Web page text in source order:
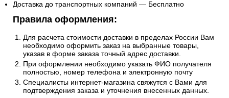
Доставка до транспортных компаний — Бесплатно
Правила оформления:
Для расчета стоимости доставки в пределах России Вам
необходимо оформить заказ на выбранные товары,
указав в форме заказа точный адрес доставки.
При оформлении необходимо указать ФИО получателя
полностью, номер телефона и электронную почту
Специалисты интернет-магазина свяжутся с Вами для
подтверждения заказа и уточнения внесенных данных.